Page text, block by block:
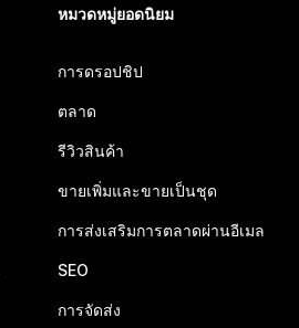
หมวดหมู่ยอดนิยม
การดรอปชิป
ตลาด
รีวิวสินค้า
ขายเพิ่มและขายเป็นชุด
การส่งเสริมการตลาดผ่านอีเมล
SEO
การจัดส่ง